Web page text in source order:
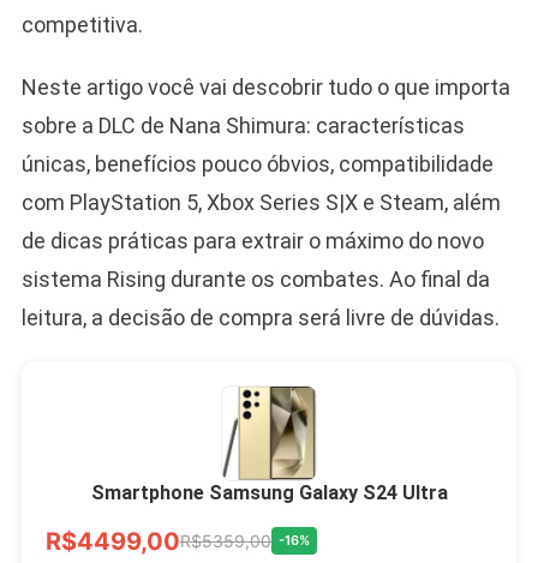
competitiva.
Neste artigo você vai descobrir tudo o que importa
sobre a DLC de Nana Shimura: características
únicas, benefícios pouco óbvios, compatibilidade
com PlayStation 5, Xbox Series S|X e Steam, além
de dicas práticas para extrair o máximo do novo
sistema Rising durante os combates. Ao final da
leitura, a decisão de compra será livre de dúvidas.
Smartphone Samsung Galaxy S24 Ultra
R$4499,00R$5359,00 -16%